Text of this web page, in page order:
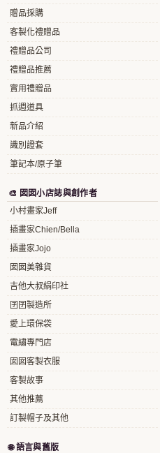
贈品採購
客製化禮贈品
禮贈品公司
禮贈品推薦
實用禮贈品
抓週道具
新品介紹
識別證套
筆記本/原子筆
🎨 囡囡小店誌與創作者
小村畫家Jeff
插畫家Chien/Bella
插畫家Jojo
囡囡美雜貨
吉他大叔絹印社
囝囝製造所
愛上環保袋
電繡專門店
囡囡客製衣服
客製故事
其他推薦
訂製帽子及其他
🌐 語言與舊版